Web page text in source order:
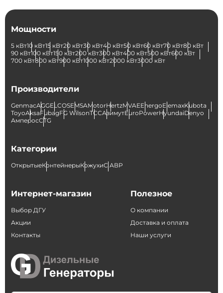
Мощности
5 кВт10 кВт15 кВт20 кВт30 кВт40 кВт50 кВт60 кВт70 кВт80 кВт
90 кВт100 кВт150 кВт200 кВт300 кВт400 кВт500 кВт600 кВт
700 кВт800 кВт900 кВт1000 кВт2000 кВт3000 кВт
Производители
GenmacAGGELCOSEMSAMotorHertzMVAEEnergoElemaxKubota
ToyoAksaFubagFG WilsonТССАзимутEuroPowerHyundaiDenyo
АмперосCTG
Категории
ОткрытыеКонтейнерыКожухиС АВР
Интернет-магазин
Выбор ДГУ
Акции
Контакты
Полезное
О компании
Доставка и оплата
Наши услуги